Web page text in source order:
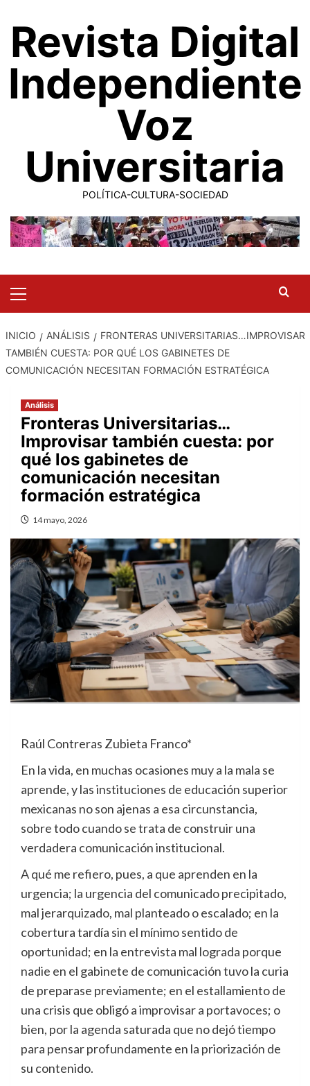
contenido
Revista Digital
Independiente
Voz
Universitaria
POLÍTICA-CULTURA-SOCIEDAD
Menu
INICIO ANÁLISIS
FRONTERAS UNIVERSITARIAS…IMPROVISAR
TAMBIÉN CUESTA: POR QUÉ LOS GABINETES DE
COMUNICACIÓN NECESITAN FORMACIÓN ESTRATÉGICA
Análisis
Fronteras Universitarias…
Improvisar también cuesta: por
qué los gabinetes de
comunicación necesitan
formación estratégica
14 mayo, 2026
Raúl Contreras Zubieta Franco*
En la vida, en muchas ocasiones muy a la mala se
aprende, y las instituciones de educación superior
mexicanas no son ajenas a esa circunstancia,
sobre todo cuando se trata de construir una
verdadera comunicación institucional.
A qué me refiero, pues, a que aprenden en la
urgencia; la urgencia del comunicado precipitado,
mal jerarquizado, mal planteado o escalado; en la
cobertura tardía sin el mínimo sentido de
oportunidad; en la entrevista mal lograda porque
nadie en el gabinete de comunicación tuvo la curia
de preparase previamente; en el estallamiento de
una crisis que obligó a improvisar a portavoces; o
bien, por la agenda saturada que no dejó tiempo
para pensar profundamente en la priorización de
su contenido.